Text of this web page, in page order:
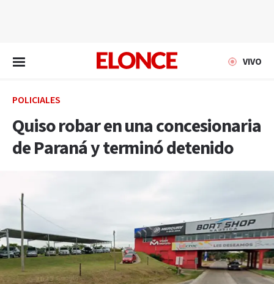
VIVO
POLICIALES
Quiso robar en una concesionaria
de Paraná y terminó detenido